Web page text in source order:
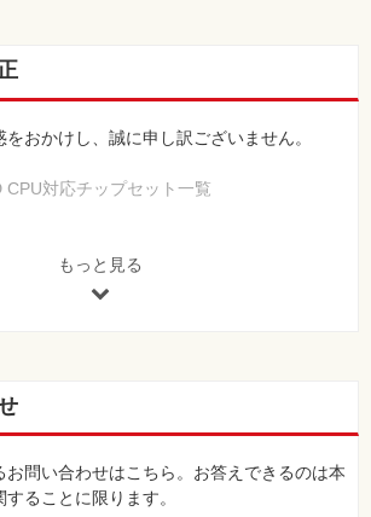
おかけし、誠に申し訳ございません。
CPU対応チップセット一覧
正したページを用意しました。PDFをダウン
もっと見る
お問い合わせはこちら。お答えできるのは本
ることに限ります。